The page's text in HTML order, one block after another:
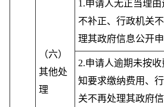
（六）
其他处
理
1.申请人无正当理由
不补正、行政机关
理其政府信息公开
2.申请人逾期未按收
知要求缴纳费用、
关不再处理其政府